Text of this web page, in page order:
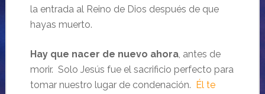
la entrada al Reino de Dios después de que
hayas muerto.
Hay que nacer de nuevo ahora, antes de
morir. Solo Jesús fue el sacrificio perfecto para
tomar nuestro lugar de condenación. Él te